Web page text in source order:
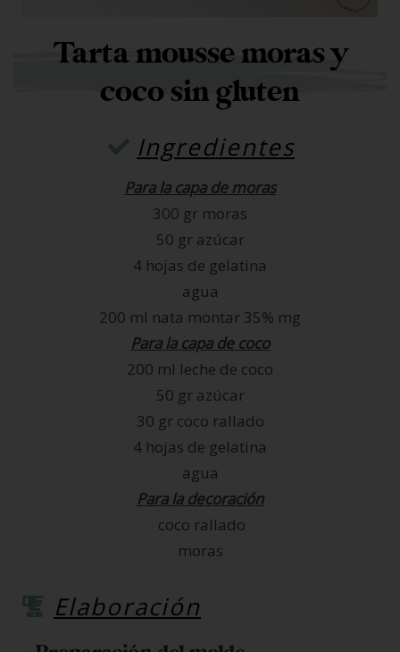
Tarta mousse moras y
coco sin gluten
Ingredientes
Para la capa de moras
300 gr moras
50 gr azúcar
4 hojas de gelatina
agua
200 ml nata montar 35% mg
Para la capa de coco
200 ml leche de coco
50 gr azúcar
30 gr coco rallado
4 hojas de gelatina
agua
Para la decoración
coco rallado
moras
Elaboración